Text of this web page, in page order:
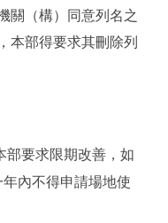
關（構）同意列名之
本部得要求其刪除列
部要求限期改善，如
內不得申請場地使